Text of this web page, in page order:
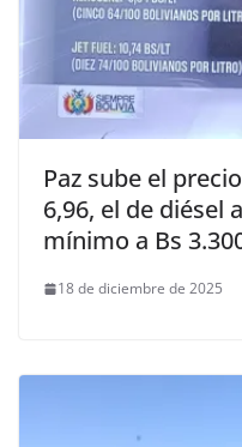
Paz sube el
6,96, el de diésel
mínimo a Bs
18 de diciembre de 2025